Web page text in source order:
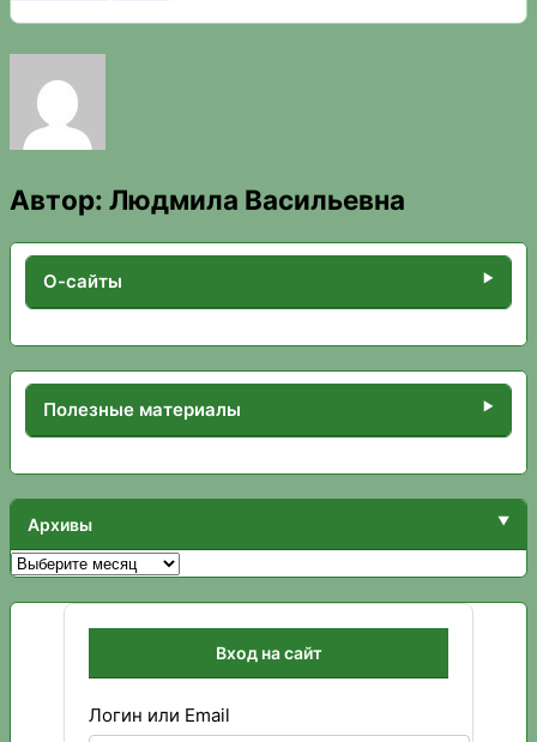
Автор: Людмила Васильевна
О-сайты
Полезные материалы
Архивы
Архивы
Вход на сайт
Логин или Email